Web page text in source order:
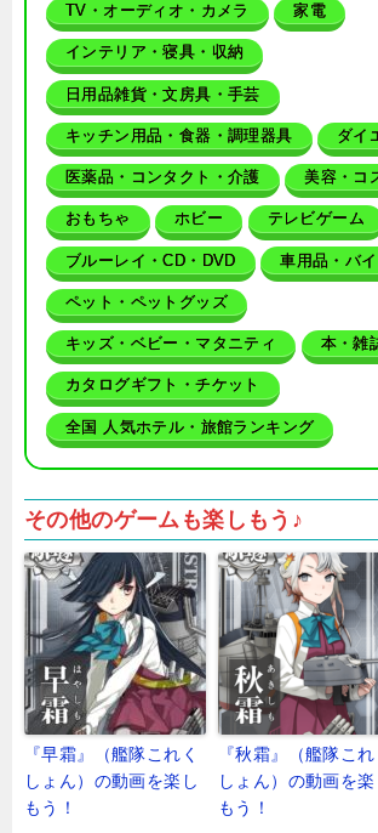
TV・オーディオ・カメラ 家電
インテリア・寝具・収納
日用品雑貨・文房具・手芸
キッチン用品・食器・調理器具 ダイ
医薬品・コンタクト・介護 美容・コ
おもちゃ ホビー テレビゲーム
ブルーレイ・CD・DVD 車用品・バ
ペット・ペットグッズ
キッズ・ベビー・マタニティ 本・雑
カタログギフト・チケット
全国 人気ホテル・旅館ランキング
その他のゲームも楽しもう♪
『早霜』（艦隊これく
しょん）の動画を楽し
もう！
『秋霜』（艦隊これ
しょん）の動画を楽
もう！